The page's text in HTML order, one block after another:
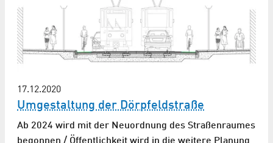
17.12.2020
Umgestaltung der Dörpfeldstraße
Ab 2024 wird mit der Neuordnung des Straßenraumes